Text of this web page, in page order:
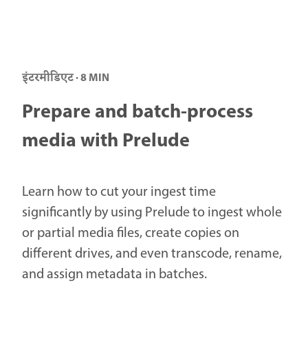
इंटरमीडिएट · 8 MIN
Prepare and batch-process
media with Prelude
Learn how to cut your ingest time
significantly by using Prelude to ingest whole
or partial media files, create copies on
different drives, and even transcode, rename,
and assign metadata in batches.